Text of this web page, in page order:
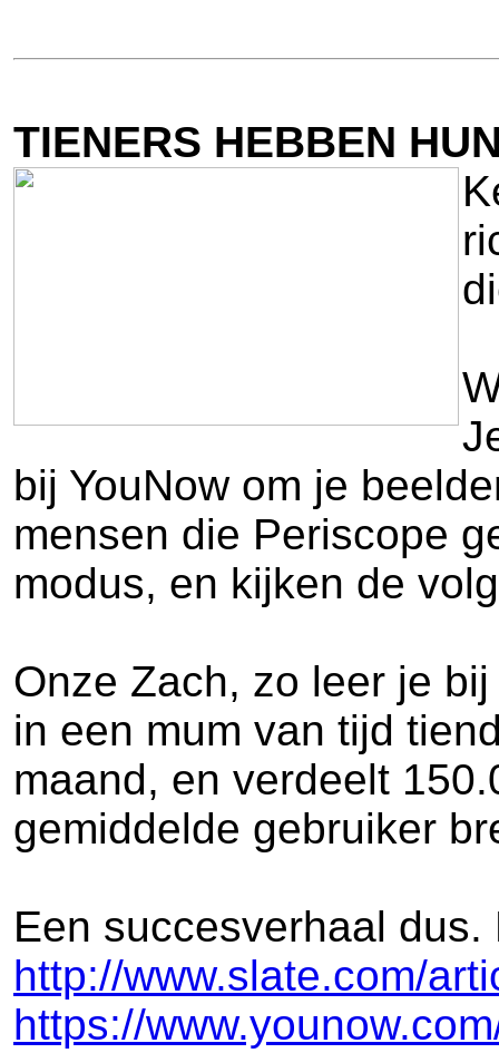
TIENERS HEBBEN
bij YouNow om je
mensen die Periscope
modus, en kijken de
Onze Zach, zo leer je
in een mum van tijd
maand, en verdeelt
gemiddelde gebruiker
Een succesverhaal
http://www.slate.com/
https://